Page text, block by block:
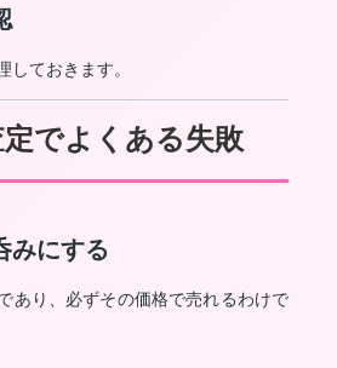
しておきます。
でよくある失敗
みにする
あり、必ずその価格で売れるわけで